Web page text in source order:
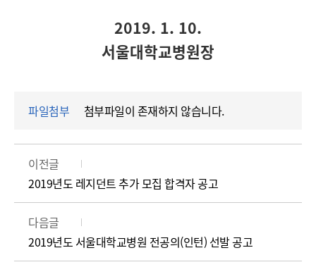
2019. 1. 10.
서울대학교병원장
파일첨부 첨부파일이 존재하지 않습니다.
이전글
2019년도 레지던트 추가 모집 합격자 공고
다음글
2019년도 서울대학교병원 전공의(인턴) 선발 공고